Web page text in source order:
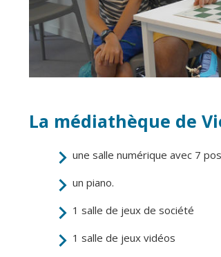
La médiathèque de
une salle numérique avec 7
un piano.
1 salle de jeux de société
1 salle de jeux vidéos